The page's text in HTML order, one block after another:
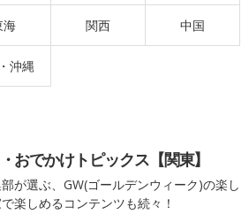
海 関西 中国
沖縄
おでかけトピックス【関東】
が選ぶ、GW(ゴールデンウィーク)の楽し
楽しめるコンテンツも続々！